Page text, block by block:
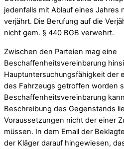
jedenfalls mit Ablauf eines Jahres
verjährt. Die Berufung auf die
nicht gem. § 440 BGB verwehrt.
Zwischen den Parteien mag eine
Beschaffenheitsvereinbarung
Hauptuntersuchungsfähigkeit der
des Fahrzeugs getroffen worden
Beschaffenheitsvereinbarung
Beschreibung des Gegenstands
Voraussetzungen nicht der einer
müssen. In dem Email der
der Kläger darauf hingewiesen,